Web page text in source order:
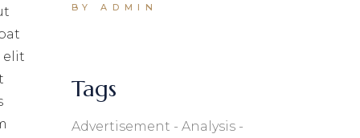
elit
BY ADMIN
Tags
Advertisement
Analysis